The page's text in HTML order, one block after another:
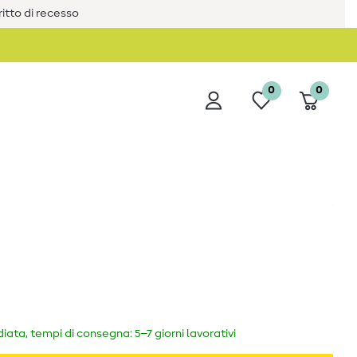
di recesso
0 0
tempi di consegna: 5–7 giorni lavorativi